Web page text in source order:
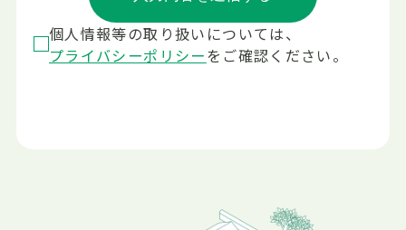
個人情報等の取り扱いについては、
プライバシーポリシー をご確認ください。